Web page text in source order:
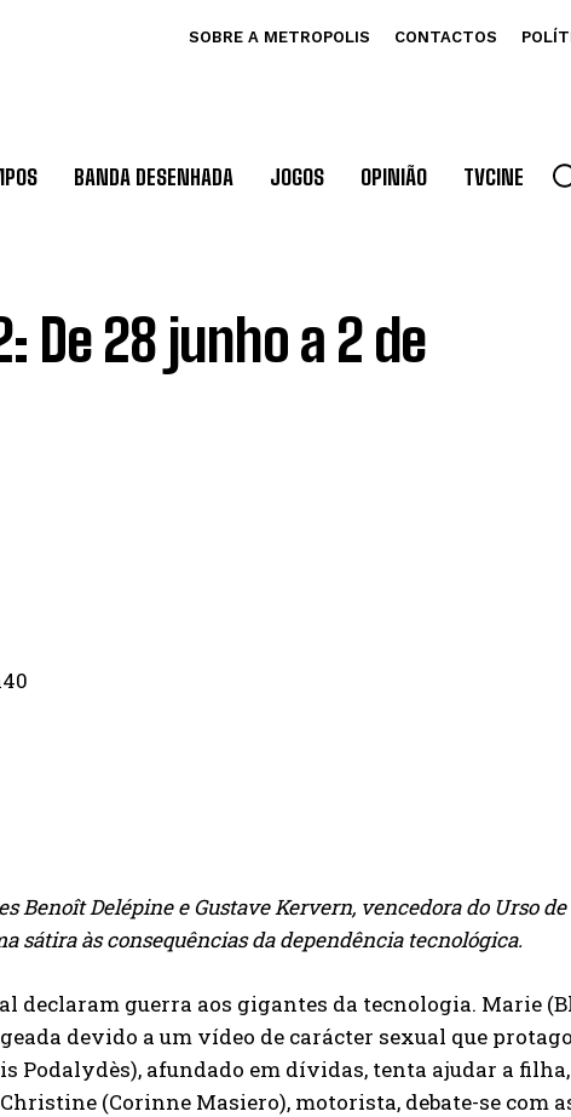
SOBRE A METROPOLIS CONTACTOS
BANDA DESENHADA JOGOS OPINIÃO TVCINE
De 28 junho a 2 de
Benoît Delépine e Gustave Kervern, vencedora do Urso
sátira às consequências da dependência tecnológica.
declaram guerra aos gigantes da tecnologia. Marie
devido a um vídeo de carácter sexual que
Podalydès), afundado em dívidas, tenta ajudar a
(Corinne Masiero), motorista, debate-se com